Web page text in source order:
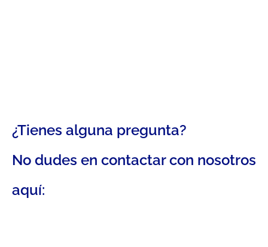
¿Tienes alguna pregunta?
No dudes en contactar con nosotros
aquí: